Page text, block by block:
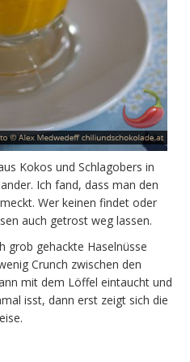
Kokos und Schlagobers in
Ich fand, dass man den
Wer keinen findet oder
auch getrost weg lassen.
grob gehackte Haselnüsse
Crunch zwischen den
mit dem Löffel eintaucht und
isst, dann erst zeigt sich die